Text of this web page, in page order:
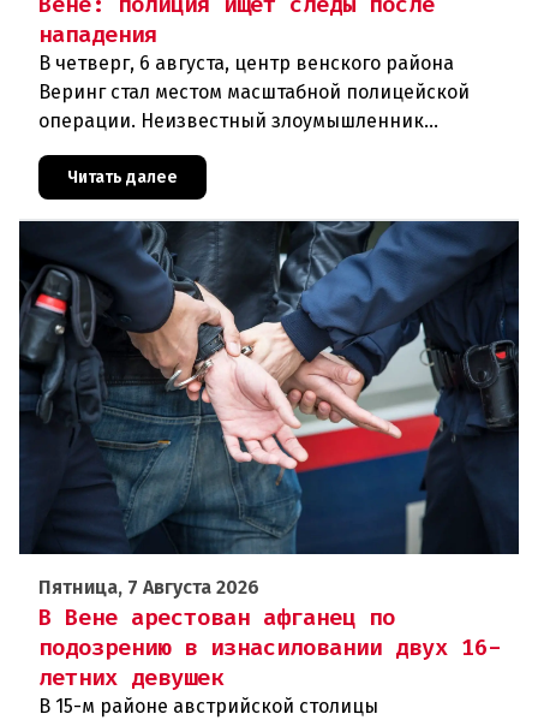
нападения
В четверг, 6 августа, центр венского района
Веринг стал местом масштабной полицейской
операции. Неизвестный злоумышленник
совершил вооружённое нападение на филиал
знаменитого аукционного дома Dorotheu
Читать далее
Пятница, 7 Августа 2026
В Вене арестован афганец по
подозрению в изнасиловании двух 16-
летних девушек
В 15-м районе австрийской столицы